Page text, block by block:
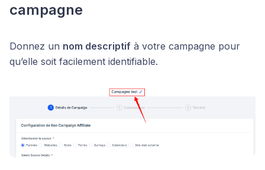
campagne
Donnez un nom descriptif à votre campagne pour
qu’elle soit facilement identifiable.